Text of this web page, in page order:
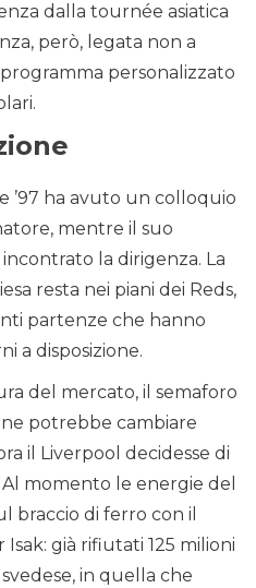
dalla tournée asiatica
però, legata non a
personalizzato
’97 ha avuto un colloquio
mentre il suo
la dirigenza. La
resta nei piani dei Reds,
partenze che hanno
a disposizione.
del mercato, il semaforo
potrebbe cambiare
il Liverpool decidesse di
momento le energie del
braccio di ferro con il
già rifiutati 125 milioni
in quella che